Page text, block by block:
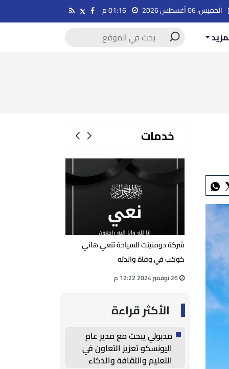
الخميس، 06 أغسطس 2026
خدمات
الفار
محمود
شركة دومنينت للسياحة تنعي هاني
كوكب في وفاة والدته
الأكثر قراءة
مدبولي يبحث مع مدير عام
اليونسكو تعزيز التعاون في
التعليم والثقافة والذكاء